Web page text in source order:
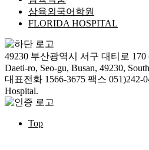
삼육외국어학원
FLORIDA HOSPITAL
49230 부산광역시 서구 대티로
Daeti-ro, Seo-gu, Busan, 49230,
대표전화 1566-3675 팩스 051)242-
Hospital.
Top